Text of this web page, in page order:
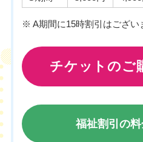
※ A期間に15時割引はござい
チケットのご
福祉割引の